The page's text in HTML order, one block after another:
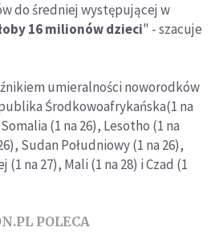
do średniej występującej w
16 milionów dzieci" - szacuje
umieralności noworodków
Środkowoafrykańska(1 na
(1 na 26), Lesotho (1 na
Sudan Południowy (1 na 26),
(1 na 27), Mali (1 na 28) i Czad (1
POLECA